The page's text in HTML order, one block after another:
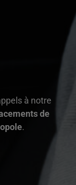
à notre
de
.